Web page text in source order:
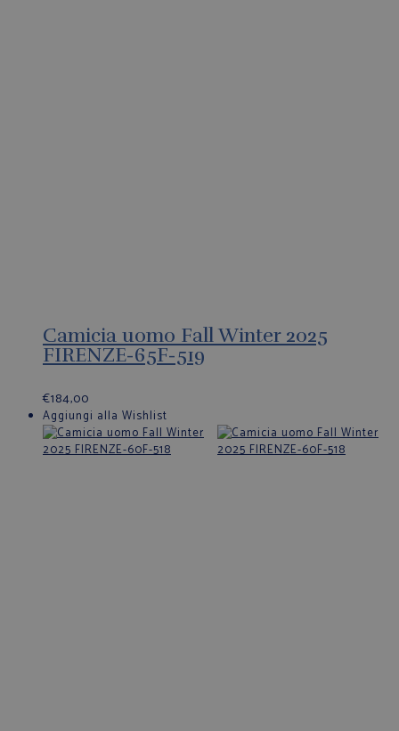
Camicia uomo Fall Winter 2025
FIRENZE-65F-519
€184,00
Aggiungi alla Wishlist